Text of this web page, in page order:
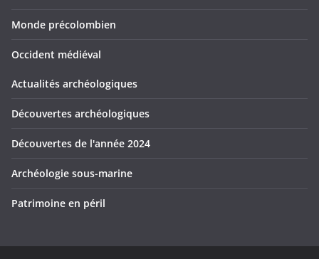
Monde précolombien
Occident médiéval
Actualités archéologiques
Découvertes archéologiques
Découvertes de l'année 2024
Archéologie sous-marine
Patrimoine en péril